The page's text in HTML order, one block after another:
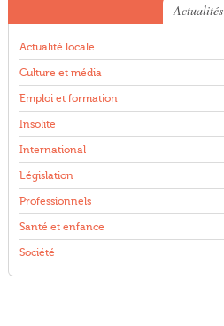
Actualités
Actualité locale
Culture et média
Emploi et formation
Insolite
International
Législation
Professionnels
Santé et enfance
Société